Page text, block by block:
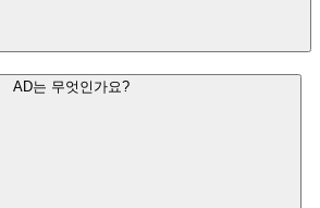
AD는 무엇인가요?